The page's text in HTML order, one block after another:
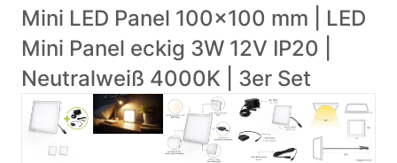
Mini LED Panel 100×100 mm | LED
Mini Panel eckig 3W 12V IP20 |
Neutralweiß 4000K | 3er Set